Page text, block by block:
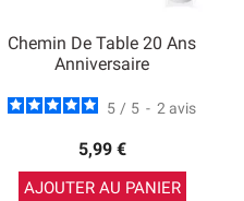
Chemin De Table 20 Ans
Anniversaire
5 / 5 - 2 avis
5,99 €
AJOUTER AU PANIER